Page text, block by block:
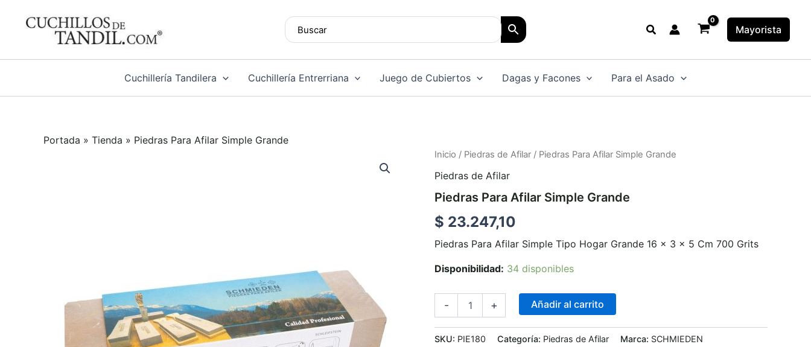
Buscar Mayorista
Cuchillería Tandilera Cuchillería Entrerriana Juego de Cubiertos Dagas y Facones Para el Asado
Portada » Tienda » Piedras Para Afilar Simple Grande
Inicio / Piedras de Afilar / Piedras Para Afilar Simple Grande
Piedras de Afilar
Piedras Para Afilar Simple Grande
$ 23.247,10
Piedras Para Afilar Simple Tipo Hogar Grande 16 x 3 x 5 Cm 700 Grits
Disponibilidad: 34 disponibles
-
Piedras
Afilar
Grande
cantidad
+ Añadir al carrito
SKU: PIE180 Categoría: Piedras de Afilar Marca: SCHMIEDEN